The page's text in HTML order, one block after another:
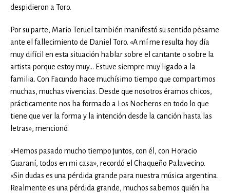
despidieron a Toro.
Por su parte, Mario Teruel también manifestó su sentido pésame
ante el fallecimiento de Daniel Toro. «A mí me resulta hoy día
muy difícil en esta situación hablar sobre el cantante o sobre la
artista porque estoy muy… Estuve siempre muy ligado a la
familia. Con Facundo hace muchísimo tiempo que compartimos
muchas, muchas vivencias. Desde que nosotros éramos chicos,
prácticamente nos ha formado a Los Nocheros en todo lo que
tiene que ver la forma y la intención desde la canción hasta las
letras», mencionó.
«Hemos pasado mucho tiempo juntos, con él, con Horacio
Guaraní, todos en mi casa», recordó el Chaqueño Palavecino.
«Sin dudas es una pérdida grande para nuestra música argentina.
Realmente es una pérdida grande, muchos sabemos quién ha